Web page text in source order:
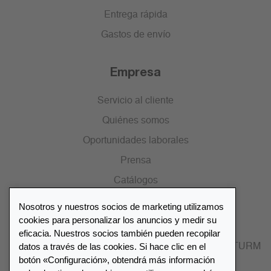
Entrega rápida
Gastos de envío
Empresa
Servicio al cliente
Quiénes somos
Oportunidades laborales
Prensa
Catálogos
Lista de distribuidores
Encuentre su distribuidor más cercano LEUCHTTURM
Nosotros y nuestros socios de marketing utilizamos
cookies para personalizar los anuncios y medir su
eficacia. Nuestros socios también pueden recopilar
datos a través de las cookies. Si hace clic en el
botón «Configuración», obtendrá más información